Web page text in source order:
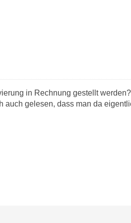
in Rechnung gestellt werden?
auch gelesen, dass man da